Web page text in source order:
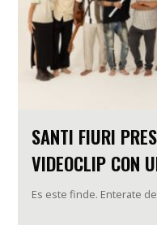
SANTI FIURI
VIDEOCLIP CON
Es este finde. Enterate